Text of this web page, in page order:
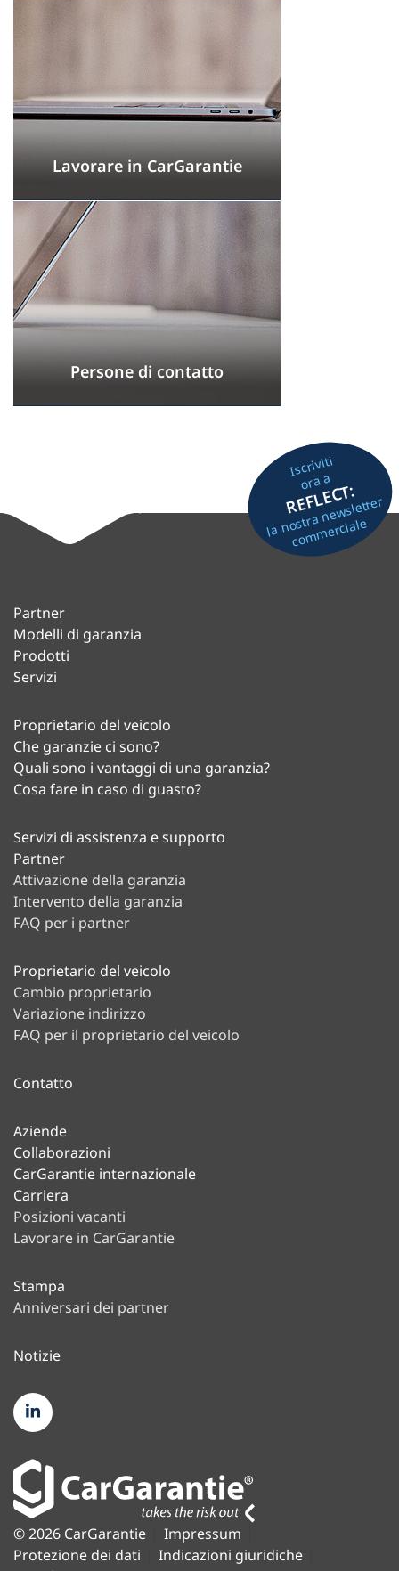
Lavorare in CarGarantie
Persone di contatto
Iscriviti
ora a
REFLECT:
la nostra newsletter
commerciale
Partner
Modelli di garanzia
Prodotti
Servizi
Proprietario del veicolo
Che garanzie ci sono?
Quali sono i vantaggi di una garanzia?
Cosa fare in caso di guasto?
Servizi di assistenza e supporto
Partner
Attivazione della garanzia
Intervento della garanzia
FAQ per i partner
Proprietario del veicolo
Cambio proprietario
Variazione indirizzo
FAQ per il proprietario del veicolo
Contatto
Aziende
Collaborazioni
CarGarantie internazionale
Carriera
Posizioni vacanti
Lavorare in CarGarantie
Stampa
Anniversari dei partner
Notizie
© 2026 CarGarantie
Impressum
Protezione dei dati
Indicazioni giuridiche